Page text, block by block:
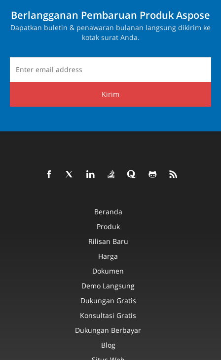
Berlangganan Pembaruan Produk Aspose
Dapatkan buletin & penawaran bulanan langsung dikirim ke
kotak surat Anda.
Kirim
Beranda
Produk
Rilisan Baru
Harga
Dokumen
Demo Langsung
Dukungan Gratis
Konsultasi Gratis
Dukungan Berbayar
Blog